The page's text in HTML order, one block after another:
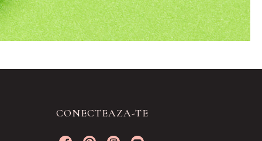
CONECTEAZA-TE